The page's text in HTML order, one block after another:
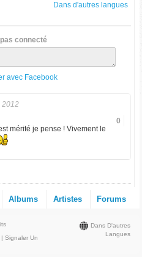
Dans d'autres langues
connecté
avec Facebook
2012
0
mérité je pense ! Vivement le
Albums Artistes Forums
Dans D'autres
Langues
|Signaler Un